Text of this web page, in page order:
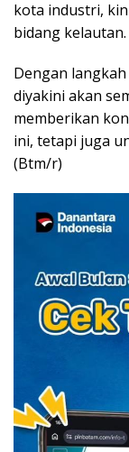
kota industri,
bidang kelautan.
Dengan
diyakini akan
memberikan
ini, tetapi juga
(Btm/r)